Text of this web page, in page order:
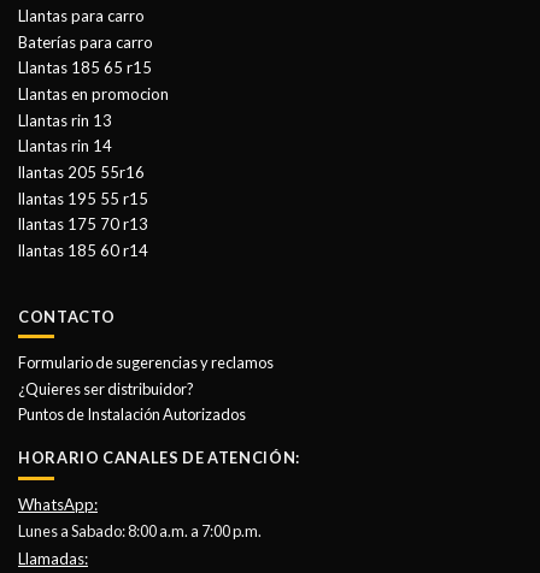
Llantas para carro
Baterías para carro
Llantas 185 65 r15
Llantas en promocion
Llantas rin 13
Llantas rin 14
llantas 205 55r16
llantas 195 55 r15
llantas 175 70 r13
llantas 185 60 r14
CONTACTO
Formulario de sugerencias y reclamos
¿Quieres ser distribuidor?
Puntos de Instalación Autorizados
HORARIO CANALES DE ATENCIÓN:
WhatsApp:
Lunes a Sabado: 8:00 a.m. a 7:00 p.m.
Llamadas: